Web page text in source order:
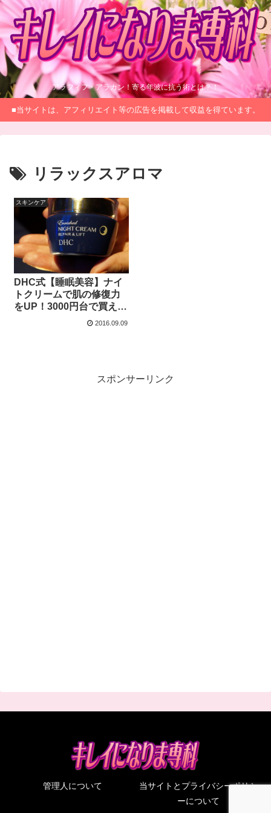
アラフィフ・アラカン！寄る年波に抗う術とは？！
■当サイトは、アフィリエイト等の広告を掲載して収益を得ています。
リラックスアロマ
スキンケア
DHC式【睡眠美容】ナイ
トクリームで肌の修復力
をUP！3000円台で買える
ってすごい♪「DHCエンリ
2016.09.09
スポンサーリンク
管理人について
当サイトとプライバシーポリシ
ーについて